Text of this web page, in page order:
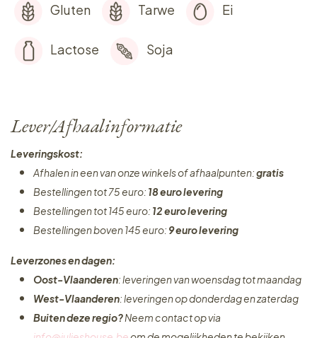
Gluten Tarwe Ei
Lactose Soja
Lever/Afhaalinformatie
Leveringskost:
Afhalen in een van onze winkels of afhaalpunten:gratis
Bestellingen tot 75 euro: 18 euro levering
Bestellingen tot 145 euro: 12 euro levering
Bestellingen boven 145 euro: 9 euro levering
Leverzones en dagen:
Oost-Vlaanderen: leveringen van woensdag tot maandag
West-Vlaanderen: leveringen op donderdag en zaterdag
Buiten deze regio?Neem contact op via